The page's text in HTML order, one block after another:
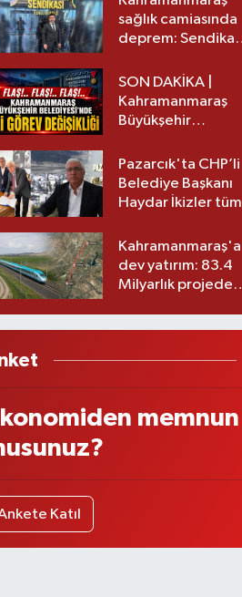
sağlık camiasında
deprem: Sendika
SON DAKİKA |
Kahramanmaraş
Büyükşehir
görev değişikliği!
Pazarcık'ta CHP’li
Belediye Başkanı
Haydar İkizler tüm
yeni partisi
Kahramanmaraş'a
dev yatırım: 83.4
Milyarlık projede
memnun
Katıl